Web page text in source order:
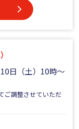
日（土）10時～
ご調整させていただ